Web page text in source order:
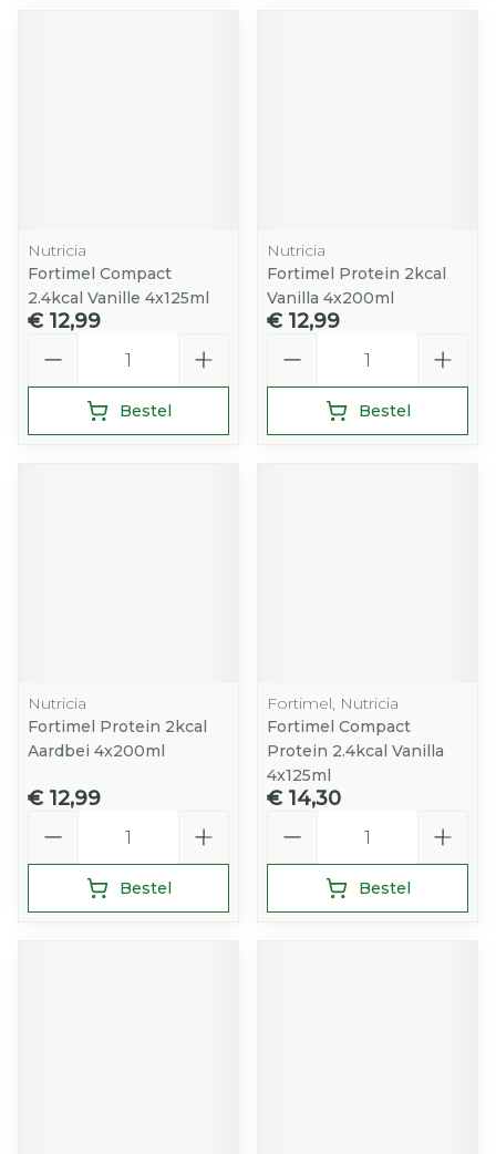
Nutricia
Fortimel Compact
2.4kcal Vanille 4x125ml
€ 12,99
Bestel
Nutricia
Fortimel Protein 2kcal
Vanilla 4x200ml
€ 12,99
Bestel
Nutricia
Fortimel Protein 2kcal
Aardbei 4x200ml
€ 12,99
Bestel
Fortimel, Nutricia
Fortimel Compact
Protein 2.4kcal Vanilla
4x125ml
€ 14,30
Bestel